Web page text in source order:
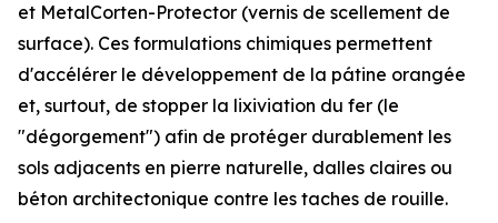
et MetalCorten-Protector (vernis de scellement de
surface). Ces formulations chimiques permettent
d'accélérer le développement de la pátine orangée
et, surtout, de stopper la lixiviation du fer (le
"dégorgement") afin de protéger durablement les
sols adjacents en pierre naturelle, dalles claires ou
béton architectonique contre les taches de rouille.